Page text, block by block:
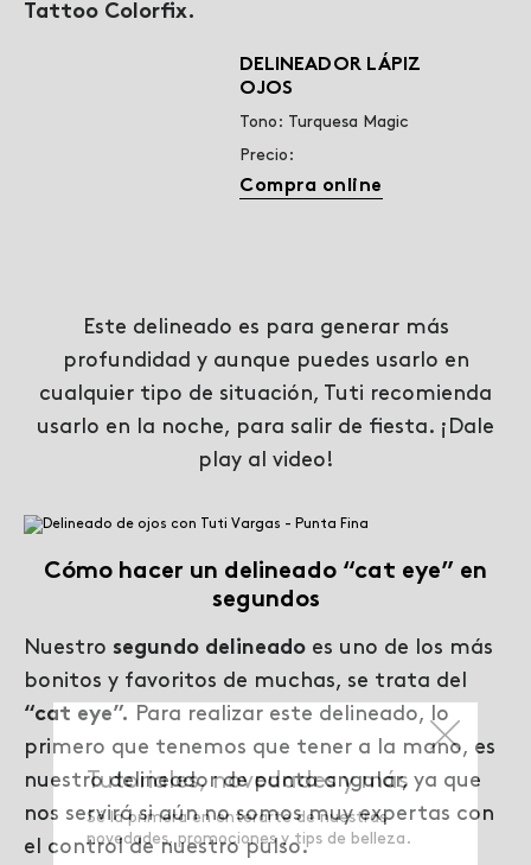
Tattoo Colorfix.
DELINEADOR LÁPIZ
OJOS
Tono: Turquesa Magic
Precio:
Compra online
Este delineado es para generar más
profundidad y aunque puedes usarlo en
cualquier tipo de situación, Tuti recomienda
usarlo en la noche, para salir de fiesta. ¡Dale
play al video!
Cómo hacer un delineado “cat eye” en
segundos
Nuestro segundo delineado es uno de los más
bonitos y favoritos de muchas, se trata del
“cat eye”. Para realizar este delineado, lo
primero que tenemos que tener a la mano, es
nuestro delineador de punta angular, ya que
nos servirá si aún no somos muy expertas con
el control de nuestro pulso.